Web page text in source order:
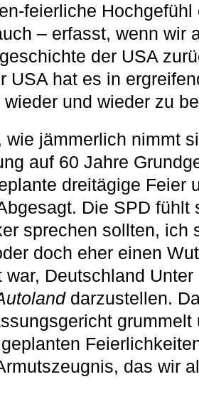
feierliche
– erfasst, wenn wir
der USA
USA hat es in
und wieder zu
wie jämmerlich nimmt
auf 60 Jahre
dreitägige Feier
Die SPD fühlt
sprechen sollten, ich
doch eher einen
war, Deutschland
darzustellen.
das wir